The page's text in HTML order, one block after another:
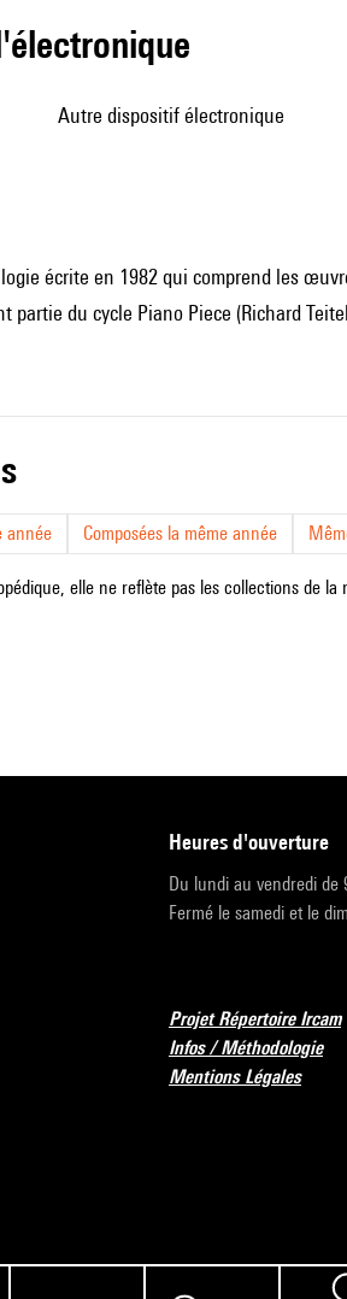
autre dispositif électronique
écrite en 1982 qui comprend les
partie du cycle Piano Piece (Richard
année Composées la même année
elle ne reflète pas les collections de
heures d'ouverture
Du lundi au vendredi de
Fermé le samedi et le
Projet Répertoire Ircam
Infos / Méthodologie
Mentions Légales